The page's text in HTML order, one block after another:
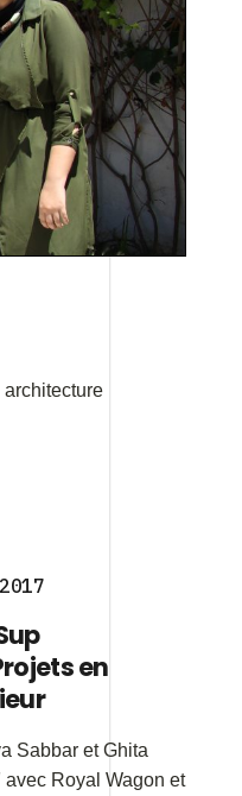
en
Sabbar et Ghita
Royal Wagon et